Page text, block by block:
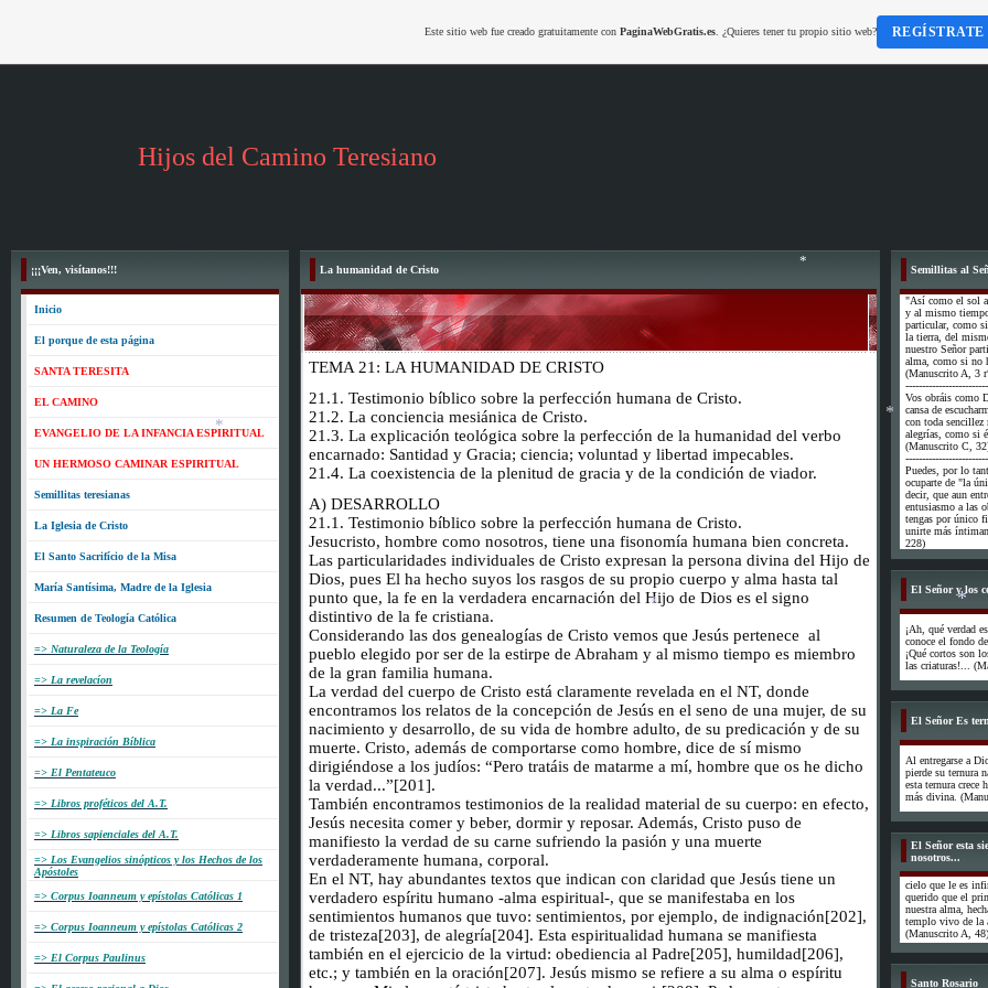
Hijos del Camino Teresiano
¡¡¡Ven, visítanos!!!
Inicio
El porque de esta página
SANTA TERESITA
EL CAMINO
EVANGELIO DE LA INFANCIA ESPIRITUAL
UN HERMOSO CAMINAR ESPIRITUAL
Semillitas teresianas
La Iglesia de Cristo
El Santo Sacrifício de la Misa
María Santísima, Madre de la Iglesia
Resumen de Teología Católica
=> Naturaleza de la Teología
=> La revelacíon
=> La Fe
=> La inspiración Bíblica
=> El Pentateuco
=> Libros proféticos del A.T.
=> Libros sapienciales del A.T.
=> Los Evangelios sinópticos y los Hechos de los
Apóstoles
=> Corpus Ioanneum y epístolas Católicas 1
=> Corpus Ioanneum y epístolas Católicas 2
=> El Corpus Paulinus
La humanidad de Cristo
TEMA 21: LA HUMANIDAD DE CRISTO
21.1. Testimonio bíblico sobre la perfección humana de Cristo.
21.2. La conciencia mesiánica de Cristo.
21.3. La explicación teológica sobre la perfección de la humanidad del verbo
encarnado: Santidad y Gracia; ciencia; voluntad y libertad impecables.
21.4. La coexistencia de la plenitud de gracia y de la condición de viador.
A) DESARROLLO
21.1. Testimonio bíblico sobre la perfección humana de Cristo.
Jesucristo, hombre como nosotros, tiene una fisonomía humana bien concreta.
Las particularidades individuales de Cristo expresan la persona divina del Hijo de
Dios, pues El ha hecho suyos los rasgos de su propio cuerpo y alma hasta tal
punto que, la fe en la verdadera encarnación del Hijo de Dios es el signo
distintivo de la fe cristiana.
Considerando las dos genealogías de Cristo vemos que Jesús pertenece al
pueblo elegido por ser de la estirpe de Abraham y al mismo tiempo es miembro
de la gran familia humana.
La verdad del cuerpo de Cristo está claramente revelada en el NT, donde
encontramos los relatos de la concepción de Jesús en el seno de una mujer, de su
nacimiento y desarrollo, de su vida de hombre adulto, de su predicación y de su
muerte. Cristo, además de comportarse como hombre, dice de sí mismo
dirigiéndose a los judíos: “Pero tratáis de matarme a mí, hombre que os he dicho
la verdad...”[201].
También encontramos testimonios de la realidad material de su cuerpo: en efecto,
Jesús necesita comer y beber, dormir y reposar. Además, Cristo puso de
manifiesto la verdad de su carne sufriendo la pasión y una muerte
verdaderamente humana, corporal.
En el NT, hay abundantes textos que indican con claridad que Jesús tiene un
verdadero espíritu humano -alma espiritual-, que se manifestaba en los
sentimientos humanos que tuvo: sentimientos, por ejemplo, de indignación[202],
de tristeza[203], de alegría[204]. Esta espiritualidad humana se manifiesta
también en el ejercicio de la virtud: obediencia al Padre[205], humildad[206],
etc.; y también en la oración[207]. Jesús mismo se refiere a su alma o espíritu
Semillitas al
"Así como el sol
y al mismo
particular, como
la tierra, del
nuestro Señor
alma, como si no
(Manuscrito A, 3
Vos obráis como
cansa de
con toda
alegrías, como si
(Manuscrito C,
Puedes, por lo
ocuparte de "la
decir, que aun
entusiasmo a las
tengas por único
unirte más
228)
El Señor y los
¡Ah, qué verdad
conoce el fondo
¡Qué cortos son
las criaturas!...
El Señor Es
Al entregarse a
pierde su ternura
esta ternura crece
más divina.
El Señor esta
nosotros...
cielo que le es
querido que el
nuestra alma,
templo vivo de la
(Manuscrito A, 48)
Santo Rosario
Este sitio web fue creado gratuitamente con PaginaWebGratis.es. ¿Quieres tener tu propio sitio web? REGÍSTRATE
*
*
*